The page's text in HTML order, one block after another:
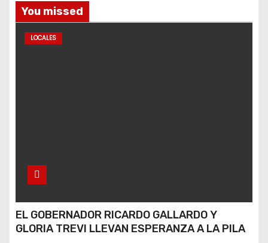
You missed
LOCALES
EL GOBERNADOR RICARDO GALLARDO Y
GLORIA TREVI LLEVAN ESPERANZA A LA PILA